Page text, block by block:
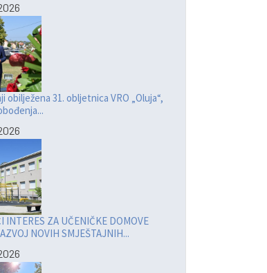
obilježena 31. obljetnica VRO „Oluja“,
INTERES ZA UČENIČKE DOMOVE
NOVIH SMJEŠTAJNIH...